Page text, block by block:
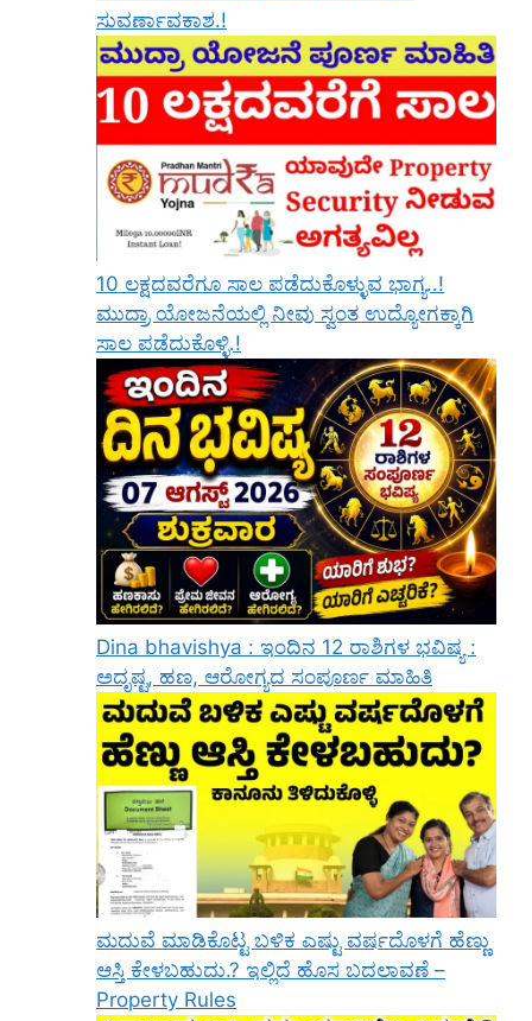
ಸುವರ್ಣಾವಕಾಶ.!
10 ಲಕ್ಷದವರೆಗೂ ಸಾಲ ಪಡೆದುಕೊಳ್ಳುವ ಭಾಗ್ಯ..!
ಮುದ್ರಾ ಯೋಜನೆಯಲ್ಲಿ ನೀವು ಸ್ವಂತ ಉದ್ಯೋಗಕ್ಕಾಗಿ
ಸಾಲ ಪಡೆದುಕೊಳ್ಳಿ.!
Dina bhavishya : ಇಂದಿನ 12 ರಾಶಿಗಳ ಭವಿಷ್ಯ :
ಅದೃಷ್ಟ, ಹಣ, ಆರೋಗ್ಯದ ಸಂಪೂರ್ಣ ಮಾಹಿತಿ
ಮದುವೆ ಮಾಡಿಕೊಟ್ಟ ಬಳಿಕ ಎಷ್ಟು ವರ್ಷದೊಳಗೆ ಹೆಣ್ಣು
ಆಸ್ತಿ ಕೇಳಬಹುದು.? ಇಲ್ಲಿದೆ ಹೊಸ ಬದಲಾವಣೆ –
Property Rules